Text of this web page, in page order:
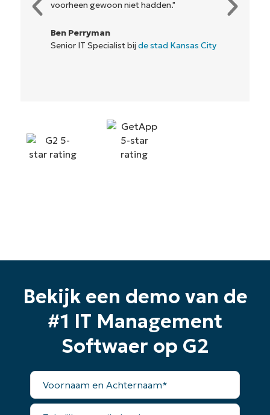
voorheen gewoon niet hadden."
Ben Perryman
Senior IT Specialist bij de stad Kansas City
Bekijk een demo van de
#1 IT Management
Softwaer op G2
Voornaam
Achternaam*
Zakelijke